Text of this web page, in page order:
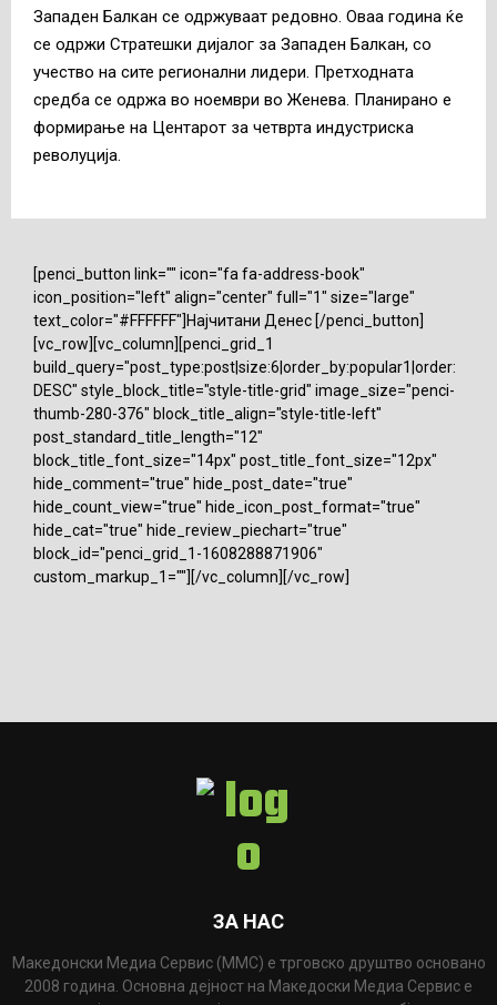
Западен Балкан се одржуваат редовно. Оваа година ќе
се одржи Стратешки дијалог за Западен Балкан, со
учество на сите регионални лидери. Претходната
средба се одржа во ноември во Женева. Планирано е
формирање на Центарот за четврта индустриска
револуција.
[penci_button link="" icon="fa fa-address-book"
icon_position="left" align="center" full="1" size="large"
text_color="#FFFFFF"]Најчитани Денес [/penci_button]
[vc_row][vc_column][penci_grid_1
build_query="post_type:post|size:6|order_by:popular1|order:
DESC" style_block_title="style-title-grid" image_size="penci-
thumb-280-376" block_title_align="style-title-left"
post_standard_title_length="12"
block_title_font_size="14px" post_title_font_size="12px"
hide_comment="true" hide_post_date="true"
hide_count_view="true" hide_icon_post_format="true"
hide_cat="true" hide_review_piechart="true"
block_id="penci_grid_1-1608288871906"
custom_markup_1=""][/vc_column][/vc_row]
ЗА НАС
Македонски Медиа Сервис (ММС) е трговско друштво основано
2008 година. Основна дејност на Македоски Медиа Сервис е